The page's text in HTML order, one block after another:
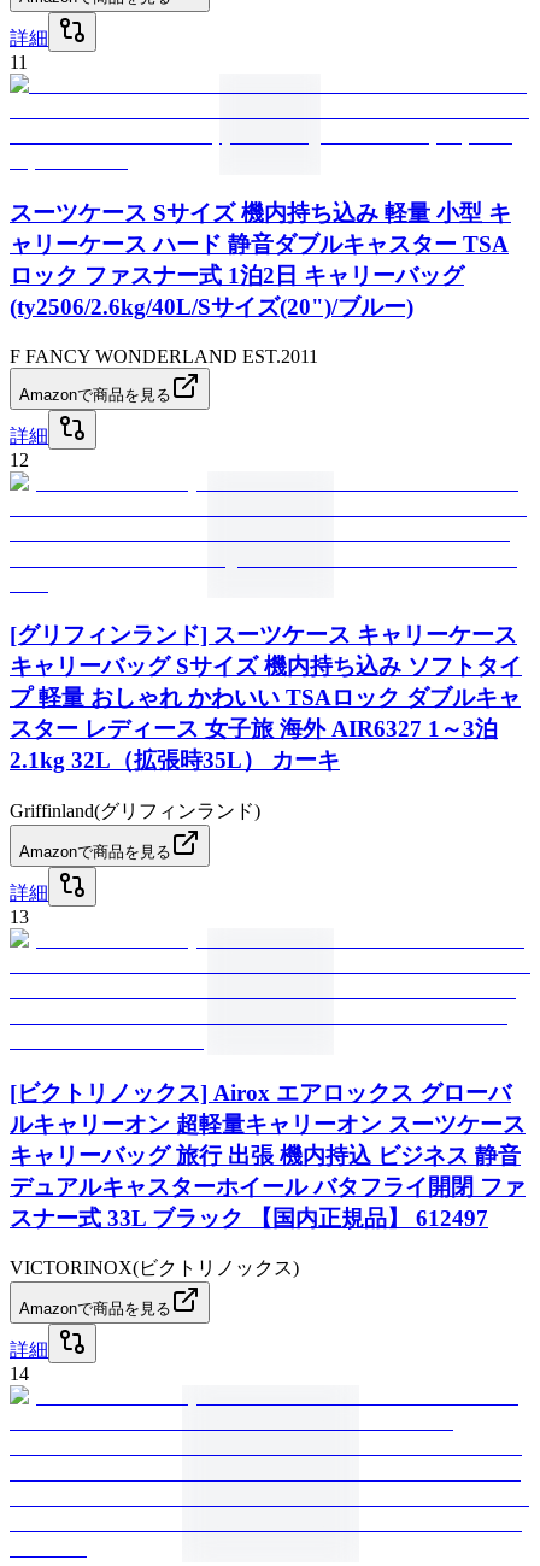
詳細
11
スーツケース Sサイズ 機内持ち込み 軽量 小型 キ
ャリーケース ハード 静音ダブルキャスター TSA
ロック ファスナー式 1泊2日 キャリーバッグ
(ty2506/2.6kg/40L/Sサイズ(20")/ブルー)
F FANCY WONDERLAND EST.2011
Amazonで商品を見る
詳細
12
[グリフィンランド] スーツケース キャリーケース
キャリーバッグ Sサイズ 機内持ち込み ソフトタイ
プ 軽量 おしゃれ かわいい TSAロック ダブルキャ
スター レディース 女子旅 海外 AIR6327 1～3泊
2.1kg 32L（拡張時35L） カーキ
Griffinland(グリフィンランド)
Amazonで商品を見る
詳細
13
[ビクトリノックス] Airox エアロックス グローバ
ルキャリーオン 超軽量キャリーオン スーツケース
キャリーバッグ 旅行 出張 機内持込 ビジネス 静音
デュアルキャスターホイール バタフライ開閉 ファ
スナー式 33L ブラック 【国内正規品】 612497
VICTORINOX(ビクトリノックス)
Amazonで商品を見る
詳細
14